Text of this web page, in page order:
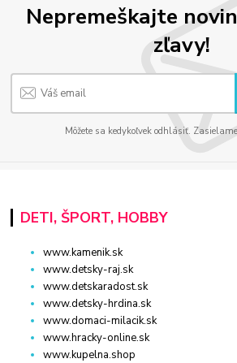
Nepremeškajte
zľavy!
Môžete sa kedykoľvek odhlásiť.
DETI, ŠPORT, HOBBY
www.kamenik.sk
www.detsky-raj.sk
www.detskaradost.sk
www.detsky-hrdina.sk
www.domaci-milacik.sk
www.hracky-online.sk
www.kupelna.shop